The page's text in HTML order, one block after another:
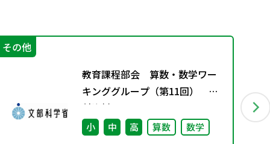
その他
教育課程部会 算数・数学ワー
キンググループ（第11回） 配
付資料
小 中 高 算数 数学